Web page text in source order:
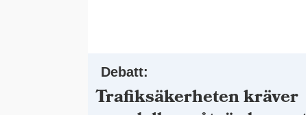
Debatt:
Trafiksäkerheten kräver